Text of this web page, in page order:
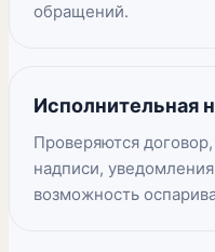
обращений.
Исполнительная
Проверяются
надписи,
возможность